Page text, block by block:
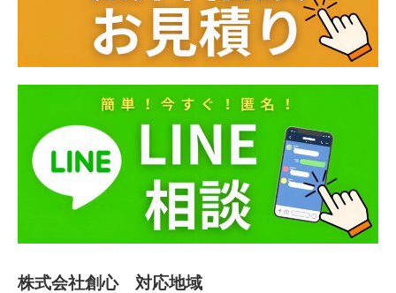
株式会社創心 対応地域